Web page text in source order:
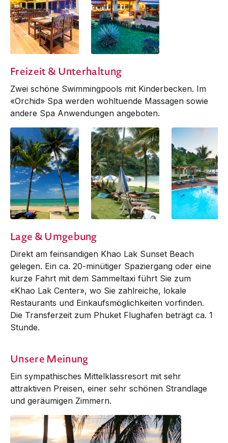
Freizeit & Unterhaltung
Zwei schöne Swimmingpools mit Kinder­becken. Im
«Orchid» Spa werden wohltuende Mas­sagen sowie
andere Spa Anwendungen angeboten.
Lage & Umgebung
Direkt am feinsandigen Khao Lak Sunset Beach
gelegen. Ein ca. 20-minütiger Spaziergang oder eine
kurze Fahrt mit dem Sammeltaxi führt Sie zum
«Khao Lak Cen­ter», wo Sie zahlreiche, lokale
Restaurants und Ein­kaufs­möglichkeiten vorfinden.
Die Transferzeit zum Phuket Flughafen beträgt ca. 1
Stunde.
Unsere Meinung
Ein sympathisches Mittelklassresort mit sehr
attraktiven Preisen, einer sehr schönen Strandlage
und geräumigen Zimmern.